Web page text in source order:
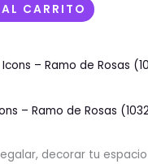
CARRITO
– Ramo de Rosas
decorar tu